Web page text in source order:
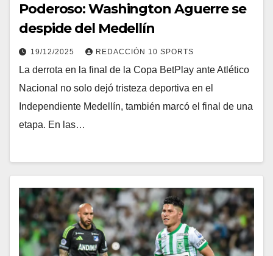
Poderoso: Washington Aguerre se
despide del Medellín
19/12/2025 REDACCIÓN 10 SPORTS
La derrota en la final de la Copa BetPlay ante Atlético
Nacional no solo dejó tristeza deportiva en el
Independiente Medellín, también marcó el final de una
etapa. En las…